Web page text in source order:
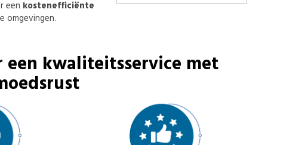
een kostenefficiënte
omgevingen.
een kwaliteitsservice met